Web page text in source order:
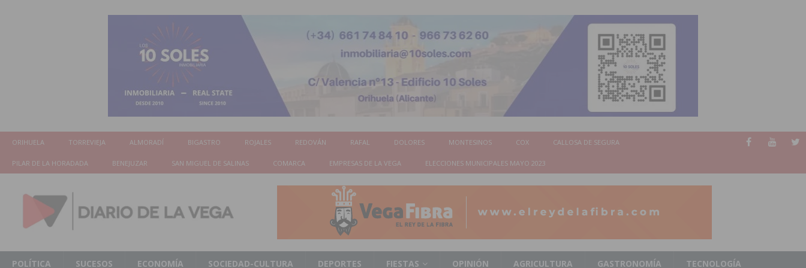
ORIHUELA TORREVIEJA ALMORADÍ BIGASTRO ROJALES REDOVÁN RAFAL DOLORES MONTESINOS COX CALLOSA DE SEGURA
PILAR DE LA HORADADA BENEJUZAR SAN MIGUEL DE SALINAS COMARCA EMPRESAS DE LA VEGA ELECCIONES MUNICIPALES MAYO 2023
POLÍTICA SUCESOS ECONOMÍA SOCIEDAD-CULTURA DEPORTES FIESTAS OPINIÓN AGRICULTURA GASTRONOMÍA TECNOLOGÍA